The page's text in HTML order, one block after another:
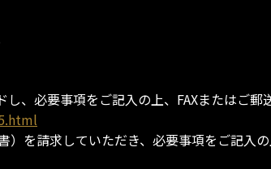
、必要事項をご記入の上、FAXまたはご郵
を請求していただき、必要事項をご記入